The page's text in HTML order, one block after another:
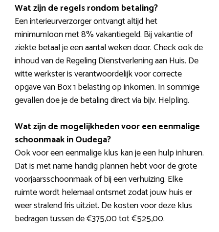
Wat zijn de regels rondom betaling?
Een interieurverzorger ontvangt altijd het
minimumloon met 8% vakantiegeld. Bij vakantie of
ziekte betaal je een aantal weken door. Check ook de
inhoud van de Regeling Dienstverlening aan Huis. De
witte werkster is verantwoordelijk voor correcte
opgave van Box 1 belasting op inkomen. In sommige
gevallen doe je de betaling direct via bijv. Helpling.
Wat zijn de mogelijkheden voor een eenmalige
schoonmaak in Oudega?
Ook voor een eenmalige klus kan je een hulp inhuren.
Dat is met name handig plannen hebt voor de grote
voorjaarsschoonmaak of bij een verhuizing. Elke
ruimte wordt helemaal ontsmet zodat jouw huis er
weer stralend fris uitziet. De kosten voor deze klus
bedragen tussen de €375,00 tot €525,00.